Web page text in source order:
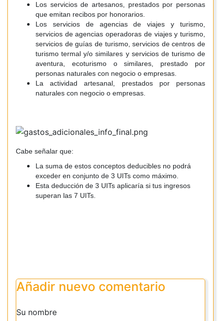
Los servicios de artesanos, prestados por personas
que emitan recibos por honorarios.
Los servicios de agencias de viajes y turismo,
servicios de agencias operadoras de viajes y turismo,
servicios de guías de turismo, servicios de centros de
turismo termal y/o similares y servicios de turismo de
aventura, ecoturismo o similares, prestado por
personas naturales con negocio o empresas.
La actividad artesanal, prestados por personas
naturales con negocio o empresas.
Cabe señalar que:
La suma de estos conceptos deducibles no podrá
exceder en conjunto de 3 UITs como máximo.
Esta deducción de 3 UITs aplicaría si tus ingresos
superan las 7 UITs.
Añadir nuevo comentario
Su nombre